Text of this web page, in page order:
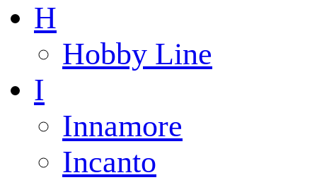
H
Hobby Line
I
Innamore
Incanto